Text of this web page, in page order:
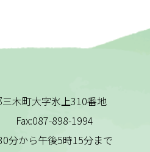
木町大字氷上310番地
Fax:087-898-1994
分から午後5時15分まで